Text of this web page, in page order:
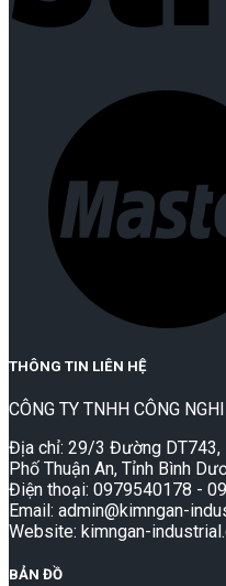
THÔNG TIN LIÊN HỆ
CÔNG TY TNHH CÔNG
Địa chỉ: 29/3 Đường DT743,
Phố Thuận An, Tỉnh Bình
Điện thoại: 0979540178 -
Email: admin@kimngan-
Website: kimngan-
BẢN ĐỒ